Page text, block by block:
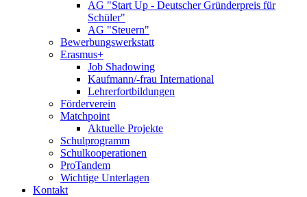
AG "Start Up - Deutscher Gründerpreis für
Schüler"
AG "Steuern"
Bewerbungswerkstatt
Erasmus+
Job Shadowing
Kaufmann/-frau International
Lehrerfortbildungen
Förderverein
Matchpoint
Aktuelle Projekte
Schulprogramm
Schulkooperationen
ProTandem
Wichtige Unterlagen
Kontakt